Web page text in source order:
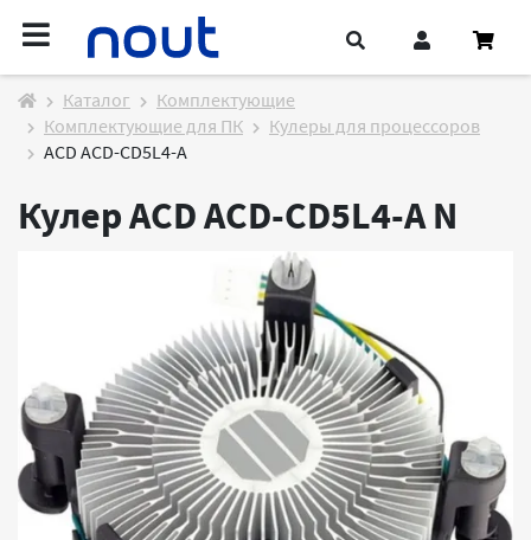
Каталог
Комплектующие
Комплектующие для ПК
Кулеры для процессоров
ACD ACD-CD5L4-A
Кулер ACD ACD-CD5L4-AN